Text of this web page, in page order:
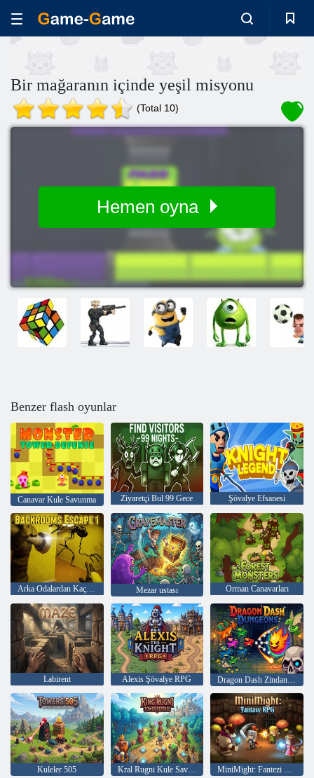
Bir mağaranın içinde yeşil misyonu
(Total 10)
Hemen oyna
Benzer flash oyunlar
Canavar Kule Savunma Ziyaretçi Bul 99 Gece Şövalye Efsanesi
Arka Odalardan Kaçış 1 Mezar ustası Orman Canavarları
Labirent Alexis Şövalye RPG Dragon Dash Zindanları
Kuleler 505 Kral Rugni Kule Savunması MiniMight: Fantezi RPG